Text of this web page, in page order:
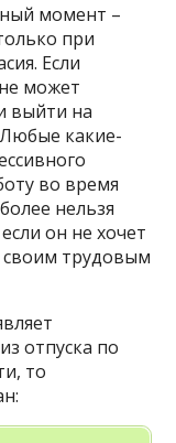
момент –
при
Если
может
выйти на
Любые какие-
во время
нельзя
если он не хочет
своим трудовым
отпуска по
то